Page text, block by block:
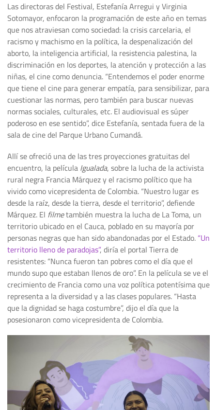
Las directoras del Festival, Estefanía Arregui y Virginia
Sotomayor, enfocaron la programación de este año en temas
que nos atraviesan como sociedad: la crisis carcelaria, el
racismo y machismo en la política, la despenalización del
aborto, la inteligencia artificial, la resistencia palestina, la
discriminación en los deportes, la atención y protección a las
niñas, el cine como denuncia. “Entendemos el poder enorme
que tiene el cine para generar empatía, para sensibilizar, para
cuestionar las normas, pero también para buscar nuevas
normas sociales, culturales, etc. El audiovisual es súper
poderoso en ese sentido”, dice Estefanía, sentada fuera de la
sala de cine del Parque Urbano Cumandá.
Allí se ofreció una de las tres proyecciones gratuitas del
encuentro, la película Igualada, sobre la lucha de la activista
rural negra Francia Márquez y el racismo político que ha
vivido como vicepresidenta de Colombia. “Nuestro lugar es
desde la raíz, desde la tierra, desde el territorio”, defiende
Márquez. El filmetambién muestra la lucha de La Toma, un
territorio ubicado en el Cauca, poblado en su mayoría por
personas negras que han sido abandonadas por el Estado. “Un
territorio lleno de paradojas”, diría el portal Tierra de
resistentes: “Nunca fueron tan pobres como el día que el
mundo supo que estaban llenos de oro”. En la película se ve el
crecimiento de Francia como una voz política potentísima que
representa a la diversidad y a las clases populares. “Hasta
que la dignidad se haga costumbre”, dijo el día que la
posesionaron como vicepresidenta de Colombia.